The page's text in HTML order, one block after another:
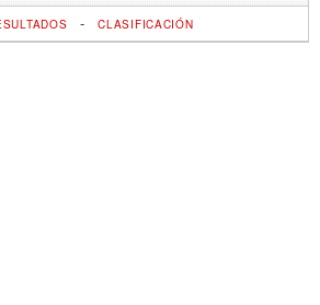
-CLASIFICACIÓN